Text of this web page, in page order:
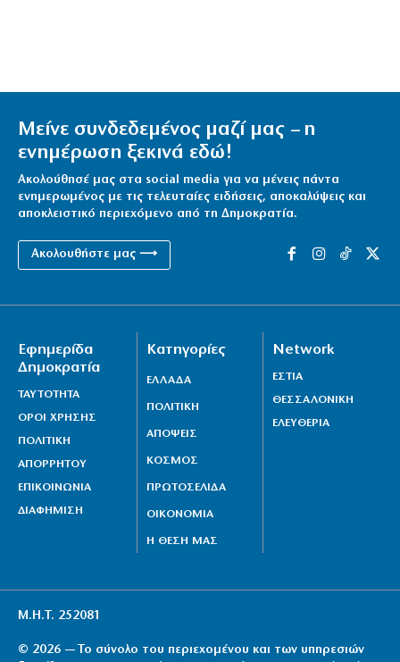
Μείνε συνδεδεμένος μαζί μας – η
ενημέρωση ξεκινά εδώ!
Ακολούθησέ μας στα social media για να μένεις πάντα
ενημερωμένος με τις τελευταίες ειδήσεις, αποκαλύψεις και
αποκλειστικό περιεχόμενο από τη Δημοκρατία.
Ακολουθήστε μας ⟶
Εφημερίδα
Δημοκρατία
ΤΑΥΤΟΤΗΤΑ
ΟΡΟΙ ΧΡΗΣΗΣ
ΠΟΛΙΤΙΚΗ
ΑΠΟΡΡΗΤΟΥ
ΕΠΙΚΟΙΝΩΝΙΑ
ΔΙΑΦΗΜΙΣΗ
Κατηγορίες
ΕΛΛΑΔΑ
ΠΟΛΙΤΙΚΗ
ΑΠΟΨΕΙΣ
ΚΟΣΜΟΣ
ΠΡΩΤΟΣΕΛΙΔΑ
ΟΙΚΟΝΟΜΙΑ
Η ΘΕΣΗ ΜΑΣ
Network
ΕΣΤΙΑ
ΘΕΣΣΑΛΟΝΙΚΗ
ΕΛΕΥΘΕΡΙΑ
Μ.Η.Τ. 252081
© 2026 — Το σύνολο του περιεχομένου και των υπηρεσιών